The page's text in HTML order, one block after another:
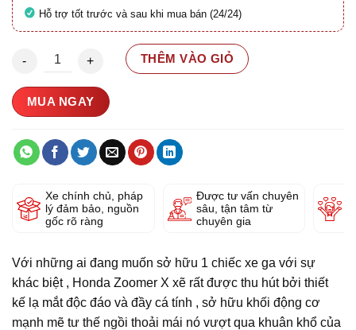
Hỗ trợ tốt trước và sau khi mua bán (24/24)
Honda Zoomer X 110 2022 29T2-118.74 số lượng
THÊM VÀO GIỎ
MUA NGAY
Xe chính chủ, pháp
lý đảm bảo, nguồn
gốc rõ ràng
Được tư vấn chuyên
sâu, tận tâm từ
chuyên gia
Với những ai đang muốn sở hữu 1 chiếc xe ga với sự
khác biệt , Honda Zoomer X xẽ rất được thu hút bởi thiết
kế lạ mắt độc đáo và đầy cá tính , sở hữu khối động cơ
mạnh mẽ tư thế ngồi thoải mái nó vượt qua khuân khổ của